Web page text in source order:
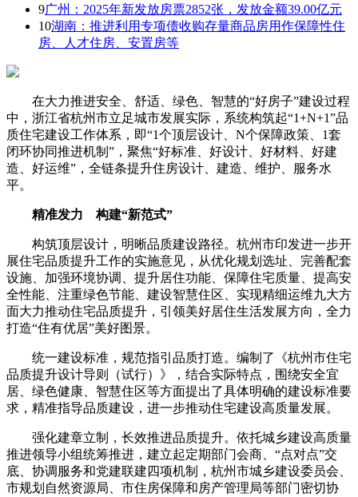
9广州：2025年新发放房票2852张，发放金额39.00亿元
10湖南：推进利用专项债收购存量商品房用作保障性住
房、人才住房、安置房等
在大力推进安全、舒适、绿色、智慧的“好房子”建设过程
中，浙江省杭州市立足城市发展实际，系统构筑起“1+N+1”品
质住宅建设工作体系，即“1个顶层设计、N个保障政策、1套
闭环协同推进机制”，聚焦“好标准、好设计、好材料、好建
造、好运维”，全链条提升住房设计、建造、维护、服务水
平。
精准发力 构建“新范式”
构筑顶层设计，明晰品质建设路径。杭州市印发进一步开
展住宅品质提升工作的实施意见，从优化规划选址、完善配套
设施、加强环境协调、提升居住功能、保障住宅质量、提高安
全性能、注重绿色节能、建设智慧住区、实现精细运维九大方
面大力推动住宅品质提升，引领美好居住生活发展方向，全力
打造“住有优居”美好图景。
统一建设标准，规范指引品质打造。编制了《杭州市住宅
品质提升设计导则（试行）》，结合实际特点，围绕安全宜
居、绿色健康、智慧住区等方面提出了具体明确的建设标准要
求，精准指导品质建设，进一步推动住宅建设高质量发展。
强化建章立制，长效推进品质提升。依托城乡建设高质量
推进领导小组统筹推进，建立起定期部门会商、“点对点”交
底、协调服务和党建联建四项机制，杭州市城乡建设委员会、
市规划自然资源局、市住房保障和房产管理局等部门密切协